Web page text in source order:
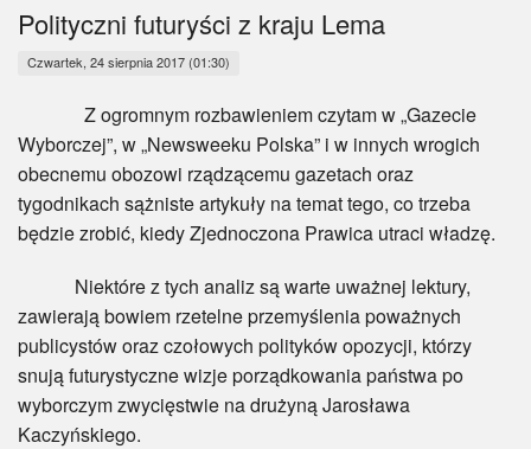
Myśl
Wiara
BlogAiD
Zaproszenia
Polityczni futuryści z kraju Lema
Czwartek, 24 sierpnia 2017 (01:30)
Z ogromnym rozbawieniem czytam w „Gazecie
Wyborczej”, w „Newsweeku Polska” i w innych wrogich
obecnemu obozowi rządzącemu gazetach oraz
tygodnikach sążniste artykuły na temat tego, co trzeba
będzie zrobić, kiedy Zjednoczona Prawica utraci władzę.
Niektóre z tych analiz są warte uważnej lektury,
zawierają bowiem rzetelne przemyślenia poważnych
publicystów oraz czołowych polityków opozycji, którzy
snują futurystyczne wizje porządkowania państwa po
wyborczym zwycięstwie na drużyną Jarosława
Kaczyńskiego.